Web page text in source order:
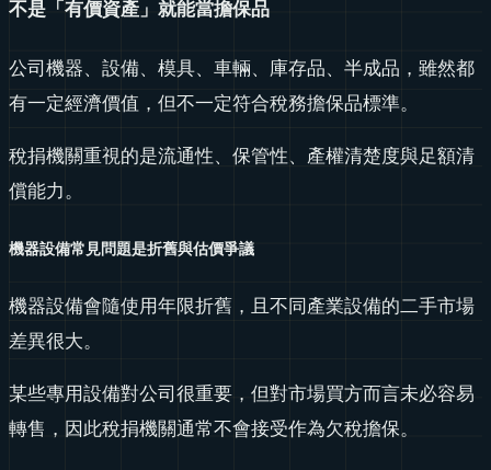
不是「有價資產」就能當擔保品
公司機器、設備、模具、車輛、庫存品、半成品，雖然都
有一定經濟價值，但不一定符合稅務擔保品標準。
稅捐機關重視的是流通性、保管性、產權清楚度與足額清
償能力。
機器設備常見問題是折舊與估價爭議
機器設備會隨使用年限折舊，且不同產業設備的二手市場
差異很大。
某些專用設備對公司很重要，但對市場買方而言未必容易
轉售，因此稅捐機關通常不會接受作為欠稅擔保。